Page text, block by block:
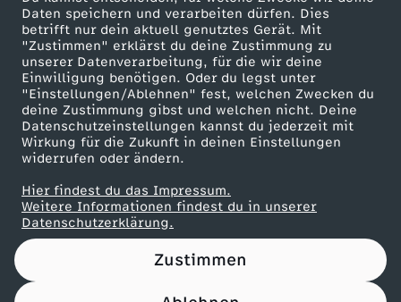
Daten speichern und verarbeiten dürfen. Dies
betrifft nur dein aktuell genutztes Gerät. Mit
"Zustimmen" erklärst du deine Zustimmung zu
unserer Datenverarbeitung, für die wir deine
Einwilligung benötigen. Oder du legst unter
"Einstellungen/Ablehnen" fest, welchen Zwecken du
deine Zustimmung gibst und welchen nicht. Deine
Datenschutzeinstellungen kannst du jederzeit mit
Wirkung für die Zukunft in deinen Einstellungen
widerrufen oder ändern.
Hier findest du das Impressum.
Weitere Informationen findest du in unserer
Datenschutzerklärung.
Zustimmen
t
s
s
t
r
a
ZDF goes Schule
Werbefernsehen
Mainzelmännchen
Partner